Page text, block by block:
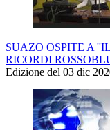
SUAZO OSPITE A
RICORDI
Edizione del 03 dic